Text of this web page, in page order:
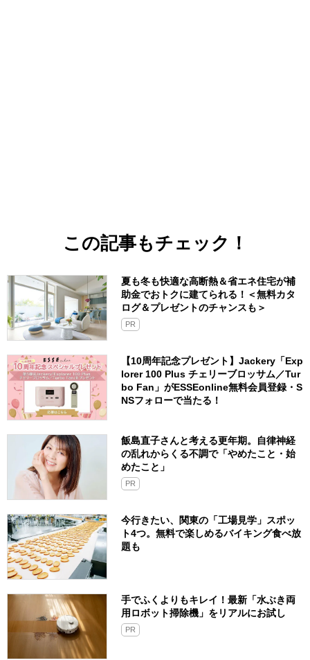
この記事もチェック！
夏も冬も快適な高断熱＆省エネ住宅が補
助金でおトクに建てられる！＜無料カタ
ログ＆プレゼントのチャンスも＞
PR
【10周年記念プレゼント】Jackery「Exp
lorer 100 Plus チェリーブロッサム／Tur
bo Fan」がESSEonline無料会員登録・S
NSフォローで当たる！
飯島直子さんと考える更年期。自律神経
の乱れからくる不調で「やめたこと・始
めたこと」
PR
今行きたい、関東の「工場見学」スポッ
ト4つ。無料で楽しめるバイキング食べ放
題も
手でふくよりもキレイ！最新「水ぶき両
用ロボット掃除機」をリアルにお試し
PR